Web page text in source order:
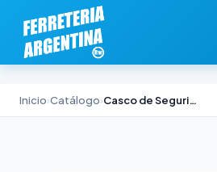
Inicio›Catálogo› Casco de Seguridad Libus Millenium Full Brim Amarillo